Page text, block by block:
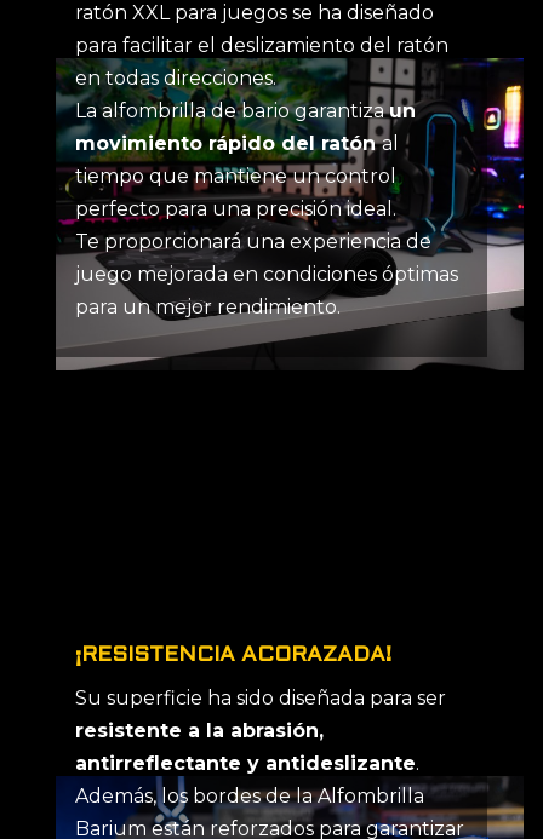
ratón XXL para juegos se ha diseñado
para facilitar el deslizamiento del ratón
en todas direcciones.
La alfombrilla de bario garantizaun
movimiento rápido del ratónal
tiempo que mantiene un control
perfecto para una precisión ideal.
Te proporcionará una experiencia de
juego mejorada en condiciones óptimas
para un mejor rendimiento.
¡RESISTENCIA ACORAZADA!
Su superficie ha sido diseñada para ser
resistente a la abrasión,
antirreflectante y antideslizante.
Además, los bordes de la Alfombrilla
Barium están reforzados para garantizar